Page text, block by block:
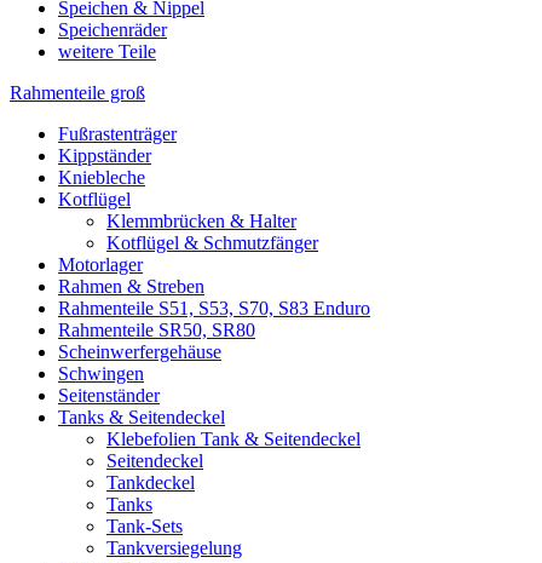
Speichen & Nippel
Speichenräder
weitere Teile
Rahmenteile groß
Fußrastenträger
Kippständer
Kniebleche
Kotflügel
Klemmbrücken & Halter
Kotflügel & Schmutzfänger
Motorlager
Rahmen & Streben
Rahmenteile S51, S53, S70, S83 Enduro
Rahmenteile SR50, SR80
Scheinwerfergehäuse
Schwingen
Seitenständer
Tanks & Seitendeckel
Klebefolien Tank & Seitendeckel
Seitendeckel
Tankdeckel
Tanks
Tank-Sets
Tankversiegelung